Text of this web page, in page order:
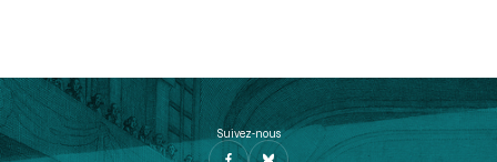
Suivez-nous